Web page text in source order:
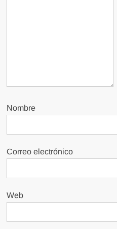
Nombre
Correo electrónico
Web